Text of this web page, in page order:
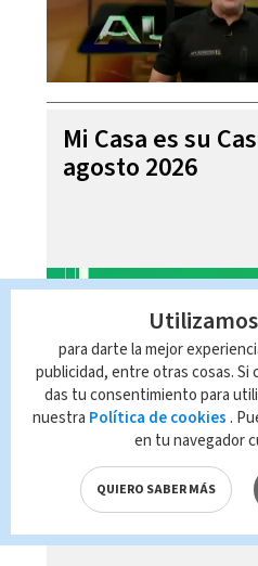
Mi Casa es su
agosto 2026
Telediario En
Brenes, 07 de
para darte la mejor
publicidad, entre otras cosas.
das tu consentimiento para
nuestra Política de cookies .
en tu navegador
QUIERO SABER MÁS